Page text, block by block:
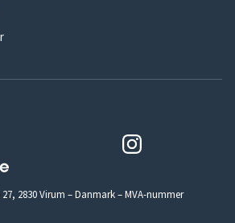
2830 Virum – Danmark – MVA-nummer